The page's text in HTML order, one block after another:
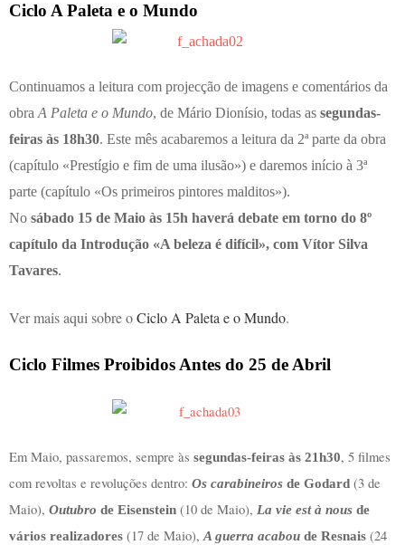
Ciclo A Paleta e o Mundo
Continuamos a leitura com projecção de imagens e comentários da
obra A Paleta e o Mundo, de Mário Dionísio, todas as segundas-
feiras às 18h30. Este mês acabaremos a leitura da 2ª parte da obra
(capítulo «Prestígio e fim de uma ilusão») e daremos início à 3ª
parte (capítulo «Os primeiros pintores malditos»).
No sábado 15 de Maio às 15h haverá debate em torno do 8º
capítulo da Introdução «A beleza é difícil», com Vítor Silva
Tavares.
Ver mais aqui sobre oCiclo A Paleta e o Mundo.
Ciclo Filmes Proibidos Antes do 25 de Abril
Em Maio, passaremos, sempre às segundas-feiras às 21h30, 5 filmes
com revoltas e revoluções dentro: Os carabineiros de Godard (3 de
Maio), Outubro de Eisenstein (10 de Maio), La vie est à nous de
vários realizadores (17 de Maio),A guerra acabou de Resnais (24